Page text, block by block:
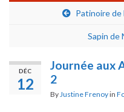
Patinoire de
Sapin de
DÉC
12
Journée aux
2
By Justine Frenoyin